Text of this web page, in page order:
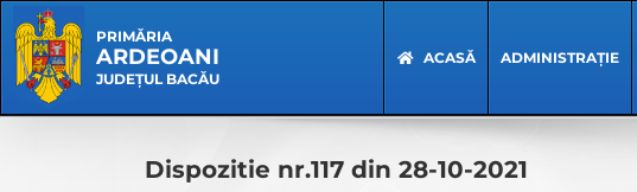
content
Navigation
PRIMĂRIA
ARDEOANI
JUDEȚUL BACĂU
ACASĂ ADMINISTRAȚIE
Dispozitie nr.117 din 28-10-2021